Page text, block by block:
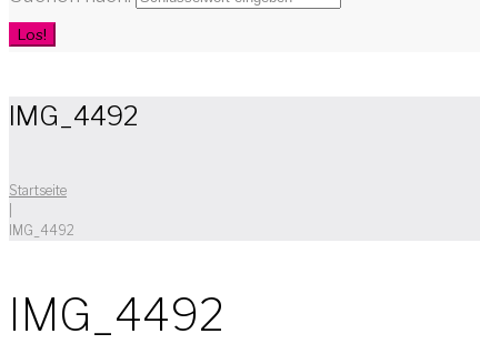
Los!
IMG_4492
Startseite
IMG_4492
IMG_4492